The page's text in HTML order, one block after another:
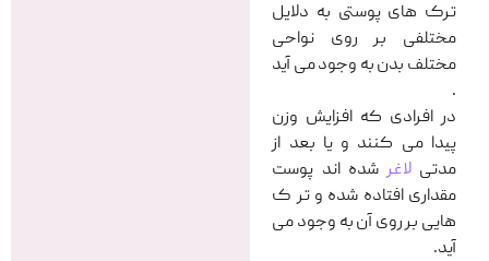
ترک های پوستی به دلایل
مختلفی بر روی نواحی
مختلف بدن به وجود می آید
.
در افرادی که افزایش وزن
پیدا می کنند و یا بعد از
مدتیلاغرشده اند پوست
مقداری افتاده شده و تر ک
هایی بر روی آن به وجود می
آید.